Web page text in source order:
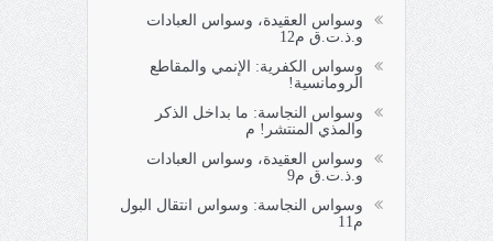
وسواس العقيدة، وسواس العبادات
و.ذ.ت.ق م12
وسواس الكفرية: الإنمي والمقاطع
الرومانسية!
وسواس النجاسة: ما بداخل الذكر
والمذي المنتشر! م
وسواس العقيدة، وسواس العبادات
و.ذ.ت.ق م9
وسواس النجاسة: وسواس انتقال البول
م11